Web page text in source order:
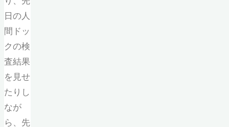
日の人
間ドッ
クの検
査結果
を見せ
たりし
なが
ら、先